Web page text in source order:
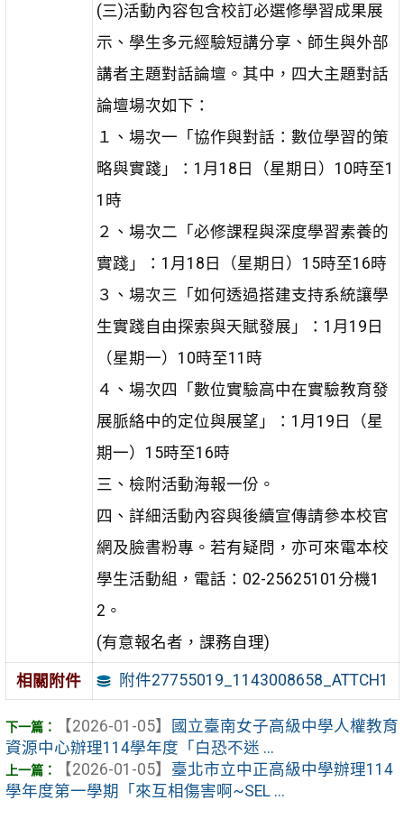
(三)活動內容包含校訂必選修學習成果展
示、學生多元經驗短講分享、師生與外部
講者主題對話論壇。其中，四大主題對話
論壇場次如下：
１、場次一「協作與對話：數位學習的策
略與實踐」：1月18日（星期日）10時至1
1時
２、場次二「必修課程與深度學習素養的
實踐」：1月18日（星期日）15時至16時
３、場次三「如何透過搭建支持系統讓學
生實踐自由探索與天賦發展」：1月19日
（星期一）10時至11時
４、場次四「數位實驗高中在實驗教育發
展脈絡中的定位與展望」：1月19日（星
期一）15時至16時
三、檢附活動海報一份。
四、詳細活動內容與後續宣傳請參本校官
網及臉書粉專。若有疑問，亦可來電本校
學生活動組，電話：02-25625101分機1
2。
(有意報名者，課務自理)
相關附件 附件27755019_1143008658_ATTCH1
【2026-01-05】
國立臺南女子高級中學人權教育
資源中心辦理114學年度「白恐不迷 ...
【2026-01-05】 臺北市立中正高級中學辦理114
學年度第一學期「來互相傷害啊~SEL ...